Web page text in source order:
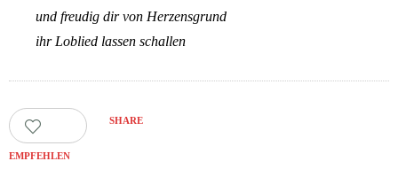
und freudig dir von Herzensgrund
ihr Loblied lassen schallen
EMPFEHLEN
SHARE